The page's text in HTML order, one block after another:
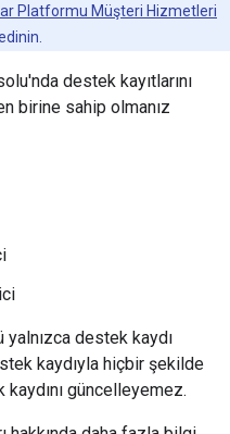
Platformu Müşteri Hizmetleri
destek kayıtlarını
birine sahip olmanız
destek kaydı
kaydıyla hiçbir şekilde
güncelleyemez.